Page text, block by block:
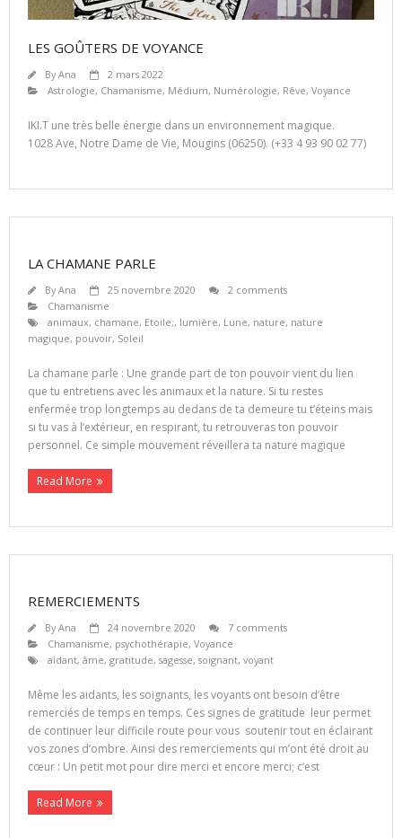
LES GOÛTERS DE VOYANCE
ByAna
2 mars 2022
Astrologie, Chamanisme, Médium, Numérologie, Rêve, Voyance
IKI.T une très belle énergie dans un environnement magique.
1028 Ave, Notre Dame de Vie, Mougins (06250). (+33 4 93 90 02 77)
LA CHAMANE PARLE
ByAna 25 novembre 2020
2 comments
Chamanisme
animaux, chamane, Etoile;, lumière, Lune, nature, nature
magique, pouvoir, Soleil
La chamane parle : Une grande part de ton pouvoir vient du lien
que tu entretiens avec les animaux et la nature. Si tu restes
enfermée trop longtemps au dedans de ta demeure tu t’éteins mais
si tu vas à l’extérieur, en respirant, tu retrouveras ton pouvoir
personnel. Ce simple mouvement réveillera ta nature magique
Read More
REMERCIEMENTS
ByAna 24 novembre 2020
7 comments
Chamanisme, psychothérapie, Voyance
aidant, âme, gratitude, sagesse, soignant, voyant
Même les aidants, les soignants, les voyants ont besoin d’être
remerciés de temps en temps. Ces signes de gratitude leur permet
de continuer leur difficile route pour vous soutenir tout en éclairant
vos zones d’ombre. Ainsi des remerciements qui m’ont été droit au
cœur : Un petit mot pour dire merci et encore merci; c’est
Read More